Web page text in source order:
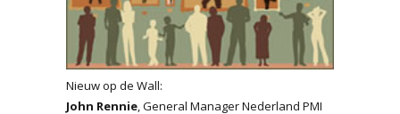
Nieuw op de Wall:
John Rennie, General Manager Nederland PMI